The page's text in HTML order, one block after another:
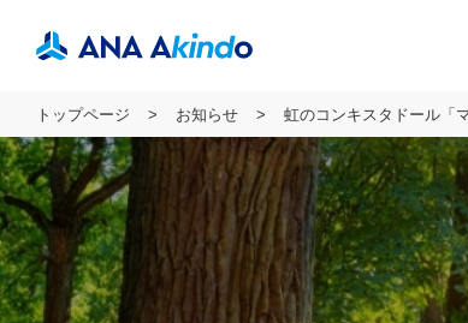
トップページ お知らせ 虹のコンキスタドール「